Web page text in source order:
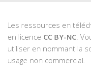
Les ressources en
en licence CC BY-NC.
utiliser en nommant la
usage non commercial.